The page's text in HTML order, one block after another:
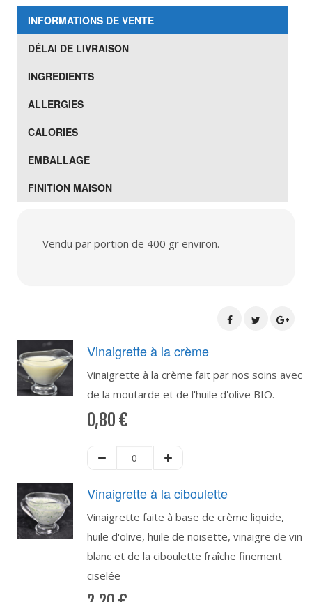
INFORMATIONS DE VENTE
DÉLAI DE LIVRAISON
INGREDIENTS
ALLERGIES
CALORIES
EMBALLAGE
FINITION MAISON
Vendu par portion de 400 gr environ.
Vinaigrette à la crème
Vinaigrette à la crème fait par nos soins avec
de la moutarde et de l'huile d'olive BIO.
0,80 €
Vinaigrette à la ciboulette
Vinaigrette faite à base de crème liquide,
huile d'olive, huile de noisette, vinaigre de vin
blanc et de la ciboulette fraîche finement
ciselée